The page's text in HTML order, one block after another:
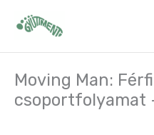
Moving Man:
csoportfolyamat